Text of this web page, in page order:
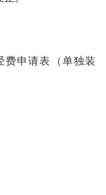
费申请表（单独装